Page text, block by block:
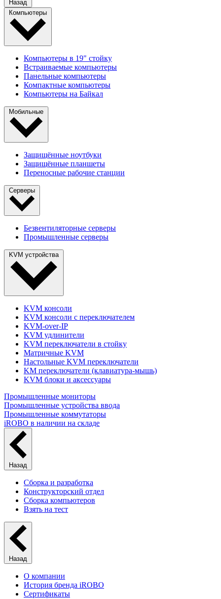
Назад
Компьютеры
Компьютеры в 19" стойкy
Встраиваемые компьютеры
Панельные компьютеры
Компактные компьютеры
Компьютеры на Байкал
Мобильные
Защищённые ноутбуки
Защищённые планшеты
Переносные рабочие станции
Серверы
Безвентиляторные серверы
Промышленные серверы
KVM устройства
KVM консоли
KVM консоли с переключателем
KVM-over-IP
KVM удлинители
KVM переключатели в стойку
Матричные KVM
Настольные KVM переключатели
KM переключатели (клавиатура-мышь)
KVM блоки и аксессуары
Промышленные мониторы
Промышленные устройства ввода
Промышленные коммутаторы
iROBO в наличии на складе
Назад
Сборка и разработка
Конструкторский отдел
Сборка компьютеров
Взять на тест
Назад
О компании
История бренда iROBO
Сертификаты